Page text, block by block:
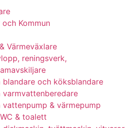
Kommun
Värmeväxlare
reningsverk,
och köksblandare
& värmepump
& toalett